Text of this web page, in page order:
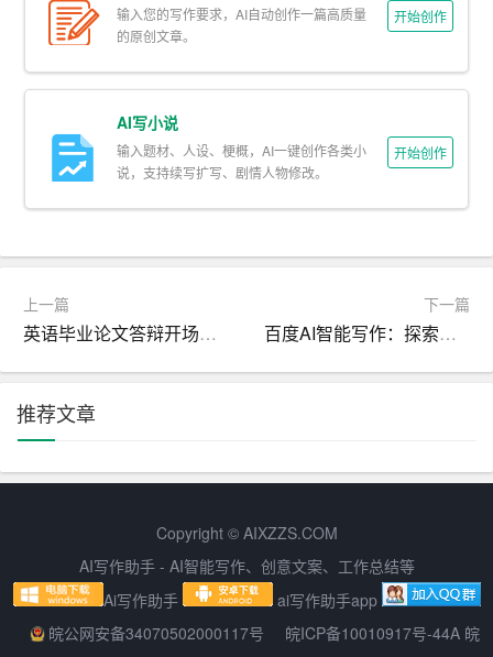
为了方便居民进行垃圾分类，当地政府设置了大量的分类
垃圾桶，并在居民小区、公共场所等地方设立了垃圾分类
投放点。此外，还引进了智能垃圾分类设备，通过二维
3. 垃圾分类处理的规范
某地区建立了完善的垃圾分类处理体系，包括分类运输、
资源回收利用；对于有害垃圾，进行无害化处理；对于其
他垃圾，进行卫生填埋或焚烧处理。
三、垃圾分类对当地环境的影响
通过垃圾分类，某地区垃圾总量得到了有效控制。根据调
查数据，实施垃圾分类后，该地区垃圾产生量减少了约2
理过程中的环境污染。
2. 资源回收利用
垃圾分类使得大量可回收资源得到了有效回收利用。据统
输入您的写作要求，AI自动创作一篇高质量
的原创文章。
开始创作
AI写小说
输入题材、人设、梗概，AI一键创作各类小
说，支持续写扩写、剧情人物修改。
开始创作
上一篇
英语毕业论文答辩开场白精选
下一篇
百度AI智能写作：探索智能写作的前沿
推荐文章
Copyright © AIXZZS.COM
AI写作助手 - AI智能写作、创意文案、工作总结等
Ai写作助手
ai写作助手app
皖公网安备34070502000117号
皖ICP备10010917号-44A 皖